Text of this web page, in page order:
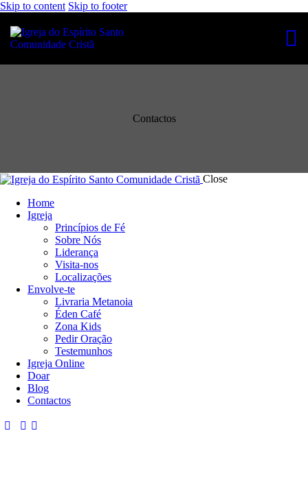
Skip to content Skip to footer
Contactos
Close
Home
Igreja
Princípios de Fé
Sobre Nós
Liderança
Visita-nos
Localizações
Envolve-te
Livraria Metanoia
Éden Café
Zona Kids
Pedir Oração
Testemunhos
Igreja Online
Doar
Blog
Contactos